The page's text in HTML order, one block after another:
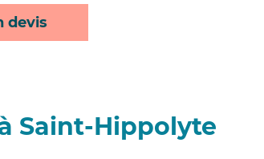
devis
Saint-Hippolyte